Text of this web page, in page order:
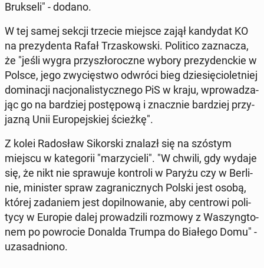
Bruk­se­li" - dodano.
W tej samej sekcji trzecie miejsce zajął kan­dy­dat KO
na pre­zy­den­ta Rafał Trza­skow­ski. Po­li­ti­co za­zna­cza,
że "jeśli wygra przy­szło­rocz­ne wybory pre­zy­denc­kie w
Polsce, jego zwy­cię­stwo odwróci bieg dzie­się­cio­let­niej
do­mi­na­cji na­cjo­na­li­stycz­ne­go PiS w kraju, wpro­wa­dza­
jąc go na bar­dziej po­stę­po­wą i znacz­nie bar­dziej przy­
ja­zną Unii Eu­ro­pej­skiej ścieżkę".
Z kolei Ra­do­sław Si­kor­ski znalazł się na szóstym
miejscu w ka­te­go­rii "ma­rzy­cie­li". "W chwili, gdy wydaje
się, że nikt nie spra­wu­je kon­tro­li w Paryżu czy w Ber­li­
nie, mi­ni­ster spraw za­gra­nicz­nych Polski jest osobą,
której za­da­niem jest do­pil­no­wa­nie, aby cen­tro­wi po­li­
ty­cy w Europie dalej pro­wa­dzi­li rozmowy z Wa­szyng­to­
nem po po­wro­cie Donalda Trumpa do Białego Domu" -
uza­sad­nio­no.